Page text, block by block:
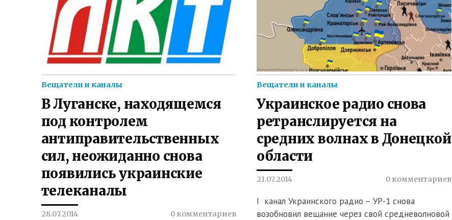
Вещатели и каналы
В Луганске, находящемся
под контролем
антиправительственных
сил, неожиданно снова
появились украинские
телеканалы
28.07.2014 0 комментариев
Вещатели и каналы
Украинское радио снова
ретранслируется на
средних волнах в Донецкой
области
21.07.2014 0 комментариев
I канал Украинского радио – УР-1 снова
возобновил вещание через свой средневолновой